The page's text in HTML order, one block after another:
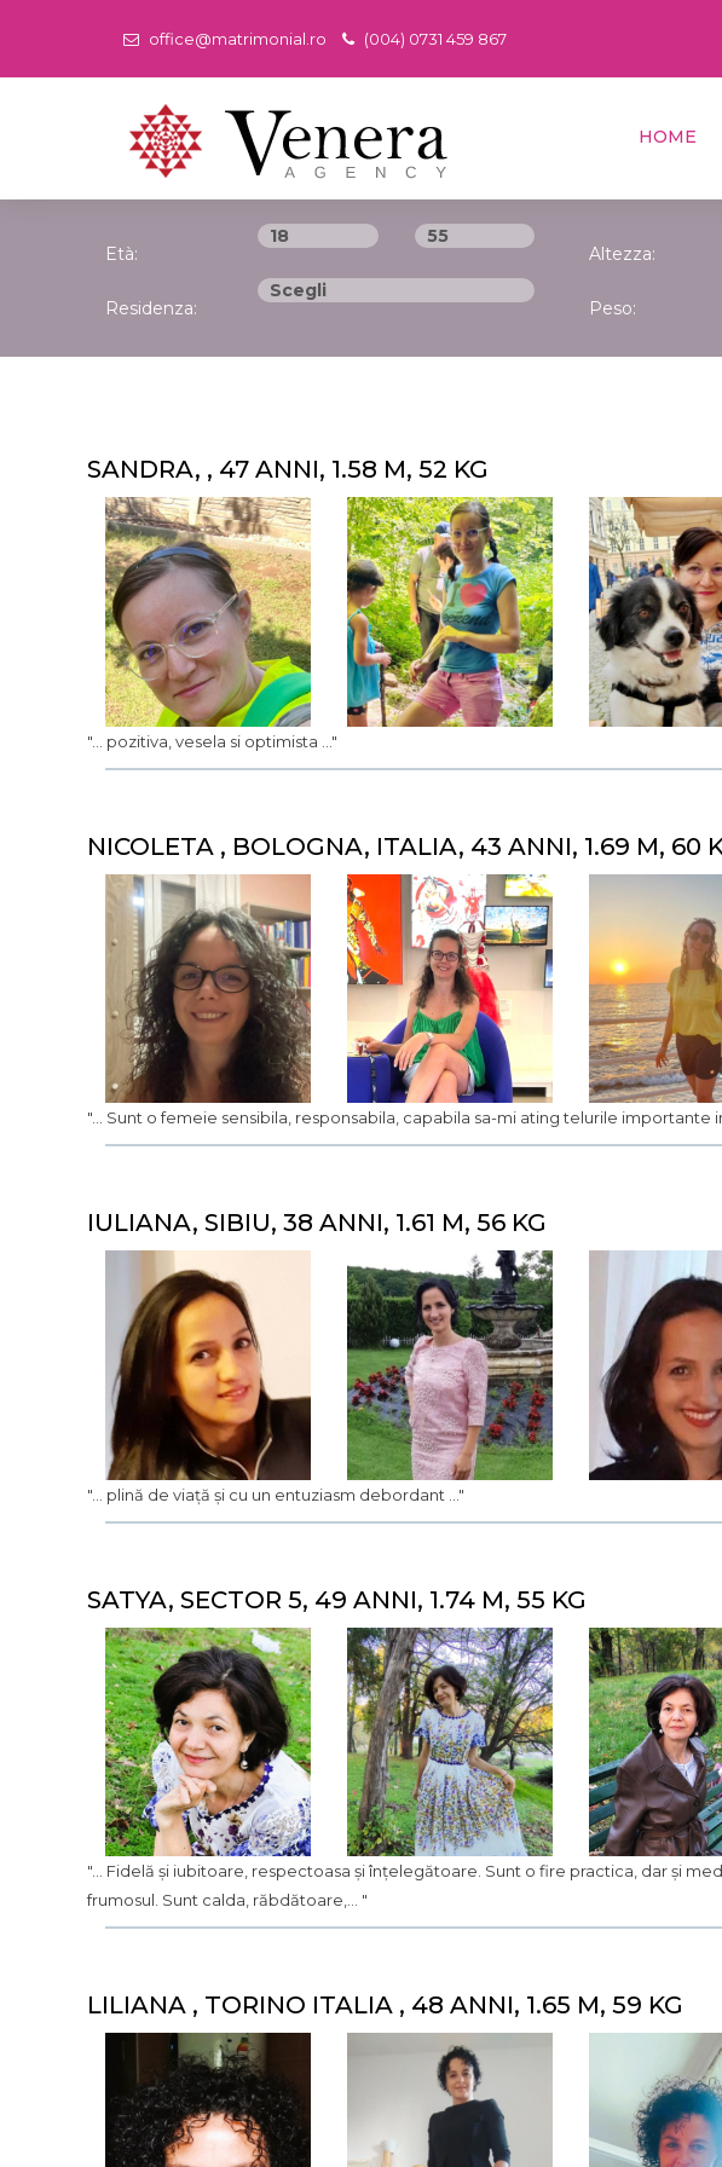
office@matrimonial.ro (004) 0731 459 867
HOME
Età:
Residenza:
Altezza:
Peso:
SANDRA, , 47 ANNI, 1.58 M, 52 KG
"... pozitiva, vesela si optimista ..."
NICOLETA , BOLOGNA, ITALIA, 43 ANNI, 1.69 M, 60
"... Sunt o femeie sensibila, responsabila, capabila sa-mi ating telurile importante
IULIANA, SIBIU, 38 ANNI, 1.61 M, 56 KG
"... plină de viață și cu un entuziasm debordant ..."
SATYA, SECTOR 5, 49 ANNI, 1.74 M, 55 KG
"... Fidelă și iubitoare, respectoasa și înțelegătoare. Sunt o fire practica, dar și
frumosul. Sunt calda, răbdătoare,... "
LILIANA , TORINO ITALIA , 48 ANNI, 1.65 M, 59 KG